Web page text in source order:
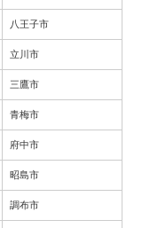
八王子市
立川市
三鷹市
青梅市
府中市
昭島市
調布市